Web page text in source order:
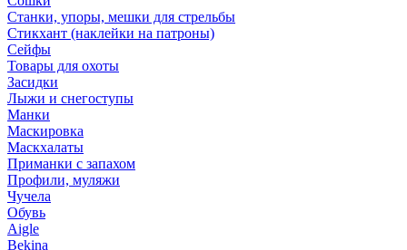
Станки, упоры, мешки для стрельбы
Стикхант (наклейки на патроны)
Сейфы
Товары для охоты
Засидки
Лыжи и снегоступы
Манки
Маскировка
Маскхалаты
Приманки с запахом
Профили, муляжи
Чучела
Обувь
Aigle
Bekina